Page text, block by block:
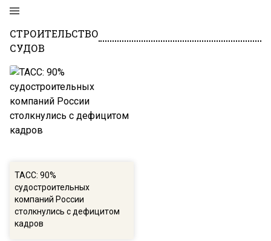
СТРОИТЕЛЬСТВО
СУДОВ
ТАСС: 90%
судостроительных
компаний России
столкнулись с дефицитом
кадров